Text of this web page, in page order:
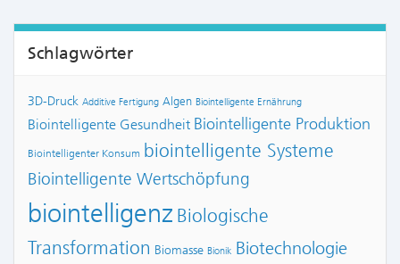
Schlagwörter
3D-Druck Additive Fertigung Algen Biointelligente Ernährung
Biointelligente Gesundheit Biointelligente Produktion
Biointelligenter Konsum biointelligente Systeme
Biointelligente Wertschöpfung
biointelligenz Biologische
Transformation Biomasse Bionik Biotechnologie